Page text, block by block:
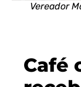
Vereador
Café